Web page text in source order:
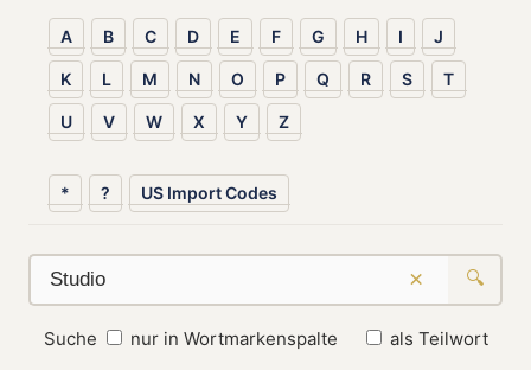
A B C D E F G H I J
K L M N O P Q R S T
U V W X Y Z
* ? US Import Codes
× 🔍
Suche nur in Wortmarkenspalte als Teilwort